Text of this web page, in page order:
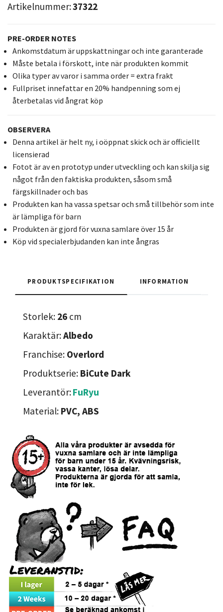
Artikelnummer:37322
PRE-ORDER NOTES
Ankomstdatum är uppskattningar och inte garanterade
Måste betala i förskott, inte när produkten kommit
Olika typer av varor i samma order = extra frakt
Fullpriset innefattar en 20% handpenning som ej
återbetalas vid ångrat köp
OBSERVERA
Denna artikel är helt ny, i oöppnat skick och är officiellt
licensierad
Fotot är av en prototyp under utveckling och kan skilja sig
något från den faktiska produkten, såsom små
färgskillnader och bas
Produkten kan ha vassa spetsar och små tillbehör som inte
är lämpliga för barn
Produkten är gjord för vuxna samlare över 15 år
Köp vid specialerbjudanden kan inte ångras
PRODUKTSPECIFIKATION INFORMATION
Storlek: 26 cm
Karaktär:Albedo
Franchise: Overlord
Produktserie: BiCute Dark
Leverantör:FuRyu
Material: PVC, ABS